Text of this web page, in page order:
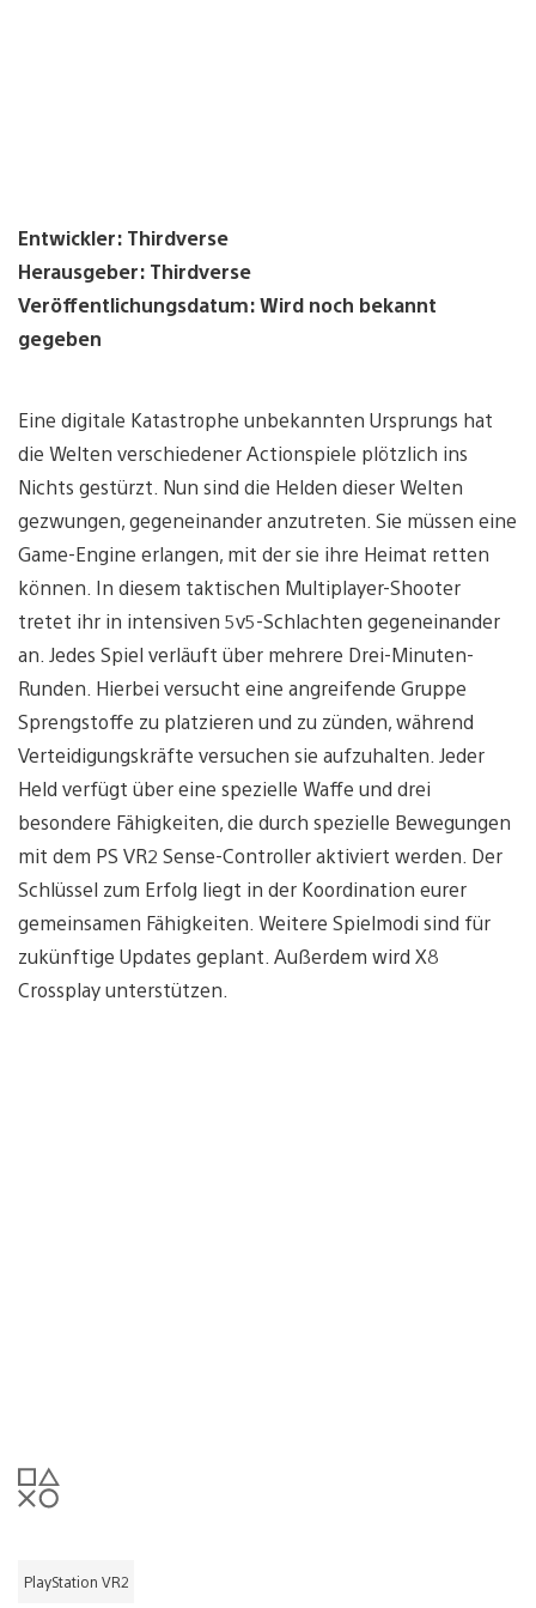
Entwickler: Thirdverse
Herausgeber: Thirdverse
Veröffentlichungsdatum: Wird noch bekannt
gegeben
Eine digitale Katastrophe unbekannten Ursprungs hat
die Welten verschiedener Actionspiele plötzlich ins
Nichts gestürzt. Nun sind die Helden dieser Welten
gezwungen, gegeneinander anzutreten. Sie müssen eine
Game-Engine erlangen, mit der sie ihre Heimat retten
können. In diesem taktischen Multiplayer-Shooter
tretet ihr in intensiven 5v5-Schlachten gegeneinander
an. Jedes Spiel verläuft über mehrere Drei-Minuten-
Runden. Hierbei versucht eine angreifende Gruppe
Sprengstoffe zu platzieren und zu zünden, während
Verteidigungskräfte versuchen sie aufzuhalten. Jeder
Held verfügt über eine spezielle Waffe und drei
besondere Fähigkeiten, die durch spezielle Bewegungen
mit dem PS VR2 Sense-Controller aktiviert werden. Der
Schlüssel zum Erfolg liegt in der Koordination eurer
gemeinsamen Fähigkeiten. Weitere Spielmodi sind für
zukünftige Updates geplant. Außerdem wird X8
Crossplay unterstützen.
PlayStation VR2